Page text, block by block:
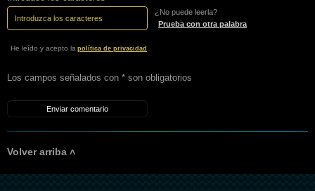
¿No puede leerla?
Prueba con otra palabra
He leído y acepto la política de privacidad
Los campos señalados con * son obligatorios
Volver arriba ˄